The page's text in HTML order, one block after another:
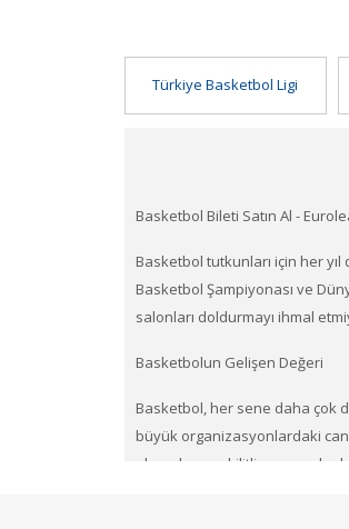
Türkiye Basketbol Ligi
Basketbol Bileti Satın Al -
Basketbol tutkunları için her
Basketbol Şampiyonası ve
salonları doldurmayı ihmal
Basketbolun Gelişen Değeri
Basketbol, her sene daha çok
büyük organizasyonlardaki
ekran başına kilitliyor ve